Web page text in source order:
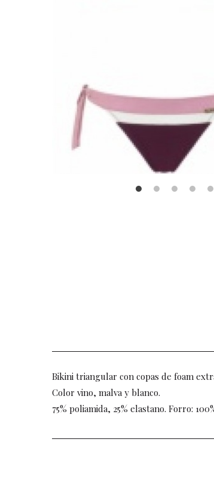
Bikini triangular con copas de foam
Color vino, malva y blanco.
75% poliamida, 25% elastano. Forro: